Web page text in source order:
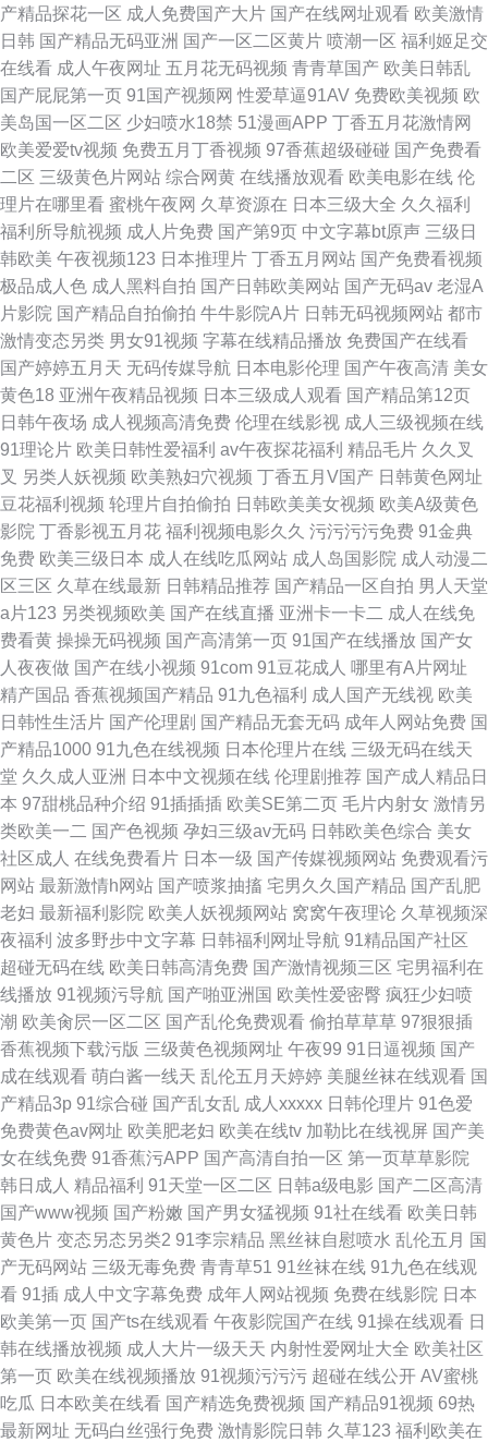
产精品探花一区 成人免费国产大片 国产在线网址观看 欧美激情
日韩 国产精品无码亚洲 国产一区二区黄片 喷潮一区 福利姬足交
在线看 成人午夜网址 五月花无码视频 青青草国产 欧美日韩乱
国产屁屁第一页 91国产视频网 性爱草逼91AV 免费欧美视频 欧
美岛国一区二区 少妇喷水18禁 51漫画APP 丁香五月花激情网
欧美爱爱tv视频 免费五月丁香视频 97香蕉超级碰碰 国产免费看
二区 三级黄色片网站 综合网黄 在线播放观看 欧美电影在线 伦
理片在哪里看 蜜桃午夜网 久草资源在 日本三级大全 久久福利
福利所导航视频 成人片免费 国产第9页 中文字幕bt原声 三级日
韩欧美 午夜视频123 日本推理片 丁香五月网站 国产免费看视频
极品成人色 成人黑料自拍 国产日韩欧美网站 国产无码av 老湿A
片影院 国产精品自拍偷拍 牛牛影院A片 日韩无码视频网站 都市
激情变态另类 男女91视频 字幕在线精品播放 免费国产在线看
国产婷婷五月天 无码传媒导航 日本电影伦理 国产午夜高清 美女
黄色18 亚洲午夜精品视频 日本三级成人观看 国产精品第12页
日韩午夜场 成人视频高清免费 伦理在线影视 成人三级视频在线
91理论片 欧美日韩性爱福利 av午夜探花福利 精品毛片 久久叉
叉 另类人妖视频 欧美熟妇穴视频 丁香五月V国产 日韩黄色网址
豆花福利视频 轮理片自拍偷拍 日韩欧美美女视频 欧美A级黄色
影院 丁香影视五月花 福利视频电影久久 污污污污免费 91金典
免费 欧美三级日本 成人在线吃瓜网站 成人岛国影院 成人动漫二
区三区 久草在线最新 日韩精品推荐 国产精品一区自拍 男人天堂
a片123 另类视频欧美 国产在线直播 亚洲卡一卡二 成人在线免
费看黄 操操无码视频 国产高清第一页 91国产在线播放 国产女
人夜夜做 国产在线小视频 91com 91豆花成人 哪里有A片网址
精产国品 香蕉视频国产精品 91九色福利 成人国产无线视 欧美
日韩性生活片 国产伦理剧 国产精品无套无码 成年人网站免费 国
产精品1000 91九色在线视频 日本伦理片在线 三级无码在线天
堂 久久成人亚洲 日本中文视频在线 伦理剧推荐 国产成人精品日
本 97甜桃品种介绍 91插插插 欧美SE第二页 毛片内射女 激情另
类欧美一二 国产色视频 孕妇三级av无码 日韩欧美色综合 美女
社区成人 在线免费看片 日本一级 国产传媒视频网站 免费观看污
网站 最新激情h网站 国产喷浆抽搐 宅男久久国产精品 国产乱肥
老妇 最新福利影院 欧美人妖视频网站 窝窝午夜理论 久草视频深
夜福利 波多野步中文字幕 日韩福利网址导航 91精品国产社区
超碰无码在线 欧美日韩高清免费 国产激情视频三区 宅男福利在
线播放 91视频污导航 国产啪亚洲国 欧美性爱密臀 疯狂少妇喷
潮 欧美肏屄一区二区 国产乱伦免费观看 偷拍草草草 97狠狠插
香蕉视频下载污版 三级黄色视频网址 午夜99 91日逼视频 国产
成在线观看 萌白酱一线天 乱伦五月天婷婷 美腿丝袜在线观看 国
产精品3p 91综合碰 国产乱女乱 成人xxxxx 日韩伦理片 91色爱
免费黄色av网址 欧美肥老妇 欧美在线tv 加勒比在线视屏 国产美
女在线免费 91香蕉污APP 国产高清自拍一区 第一页草草影院
韩日成人 精品福利 91天堂一区二区 日韩a级电影 国产二区高清
国产www视频 国产粉嫩 国产男女猛视频 91社在线看 欧美日韩
黄色片 变态另态另类2 91李宗精品 黑丝袜自慰喷水 乱伦五月 国
产无码网站 三级无毒免费 青青草51 91丝袜在线 91九色在线观
看 91插 成人中文字幕免费 成年人网站视频 免费在线影院 日本
欧美第一页 国产ts在线观看 午夜影院国产在线 91操在线观看 日
韩在线播放视频 成人大片一级天天 内射性爱网址大全 欧美社区
第一页 欧美在线视频播放 91视频污污污 超碰在线公开 AV蜜桃
吃瓜 日本欧美在线看 国产精选免费视频 国产精品91视频 69热
最新网址 无码白丝强行免费 激情影院日韩 久草123 福利欧美在